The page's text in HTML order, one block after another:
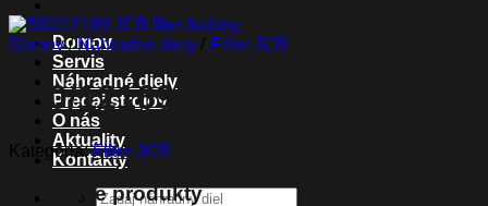
Domov
Servis
Náhradné diely
Predaj strojov
O nás
Aktuality
Kontakty
Hľadať:
Domov / Náhradné diely / Filtre JCB
580/12169 JCB filter kabíny
Kategória:Filtre JCB
Súvisiace produkty